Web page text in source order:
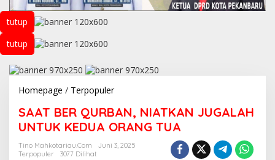
tutup
tutup
Homepage / TerpopulerS
A
T
B
E
SAAT BER QURBAN, NIATKAN JUGALAH
UNTUK KEDUA ORANG TUA
Tino Mahkotariau.com
Juni 3, 2025
Terpopuler
3077 Dilihat